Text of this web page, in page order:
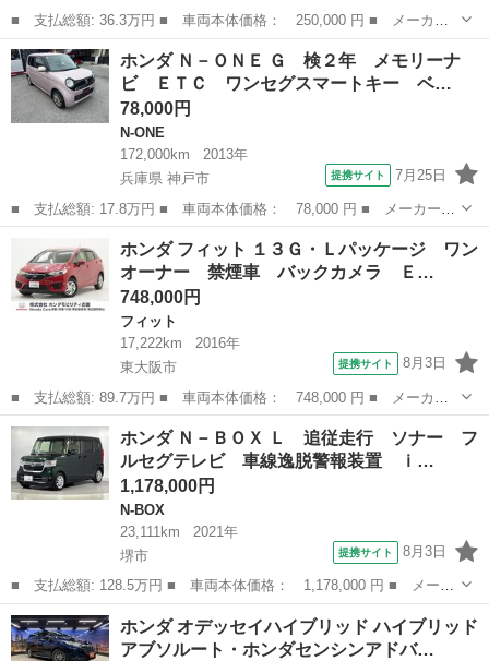
■ 支払総額: 36.3万円 ■ 車両本体価格： 250,000 円 ■ メーカー
名： ホンダ ■ 車種名： アクティトラック ■ グレード名：
■ 排気量： 660cc ■ ドア枚数： 2D ■ ミッション： MT5速...
大阪 堺市 アクティ
ホンダ Ｎ－ＯＮＥ Ｇ 検２年 メモリーナ
ビ ＥＴＣ ワンセグスマートキー ベ…
78,000円
N-ONE
172,000km
2013年
兵庫県 神戸市
提携サイト 7月25日
■ 支払総額: 17.8万円 ■ 車両本体価格： 78,000 円 ■ メーカー
名： ホンダ ■ 車種名： Ｎ－ＯＮＥ ■ グレード名： Ｇ 検２
年 メモリーナビ ＥＴＣ ワンセグスマートキー ベンチシート
電格ミラー メ...
N-ONE
ホンダ フィット １３Ｇ・Ｌパッケージ ワン
オーナー 禁煙車 バックカメラ Ｅ…
748,000円
フィット
17,222km
2016年
東大阪市
提携サイト 8月3日
■ 支払総額: 89.7万円 ■ 車両本体価格： 748,000 円 ■ メーカー
名： ホンダ ■ 車種名： フィット ■ グレード名： １３Ｇ・Ｌ
パッケージ ワンオーナー 禁煙車 バックカメラ ＥＴＣ Ｂｌｕ
ｅｔｏｏｔｈ...
大阪 東大阪市 フィット
ホンダ Ｎ－ＢＯＸ Ｌ 追従走行 ソナー フ
ルセグテレビ 車線逸脱警報装置 ｉ…
1,178,000円
N-BOX
23,111km
2021年
堺市
提携サイト 8月3日
■ 支払総額: 128.5万円 ■ 車両本体価格： 1,178,000 円 ■ メーカ
ー名： ホンダ ■ 車種名： Ｎ－ＢＯＸ ■ グレード名： Ｌ 追
従走行 ソナー フルセグテレビ 車線逸脱警報装置 ｉ－ｓｔｏ
ｐ ｂｌｕ...
大阪 堺市 N-BOX
ホンダ オデッセイハイブリッド ハイブリッド
アブソルート・ホンダセンシンアドバ…